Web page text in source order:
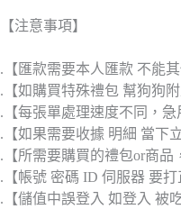
【注意事項】
.【匯款需要本人匯款 不能
.【如購買特殊禮包 幫狗狗附
.【每張單處理速度不同，急
.【如果需要收據 明細 當下
.【所需要購買的禮包or商品
.【帳號 密碼 ID 伺服器 要打
.【儲值中誤登入 如登入 被